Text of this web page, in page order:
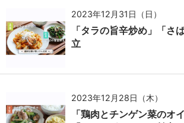
2023年12月31日（日）
「タラの旨辛炒め」「さ
立
2023年12月28日（木）
「鶏肉とチンゲン菜のオ